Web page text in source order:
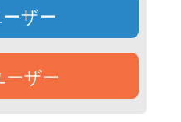
ザー
ーザー